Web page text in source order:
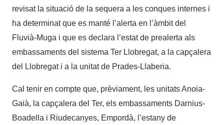
revisat la situació de la sequera a les conques internes i
ha determinat que es manté l’alerta en l’àmbit del
Fluvià-Muga i que es declara l’estat de prealerta als
embassaments del sistema Ter Llobregat, a la capçalera
del Llobregat i a la unitat de Prades-Llaberia.
Cal tenir en compte que, prèviament, les unitats Anoia-
Gaià, la capçalera del Ter, els embassaments Darnius-
Boadella i Riudecanyes, Empordà, l’estany de